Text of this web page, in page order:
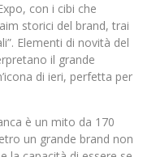
con i cibi che
storici del brand, trai
Elementi di novità del
il grande
di ieri, perfetta per
è un mito da 170
un grande brand non